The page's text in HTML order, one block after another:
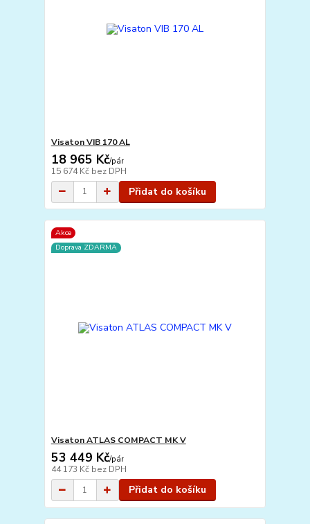
Visaton VIB 170 AL
18 965 Kč/pár
15 674 Kč bez DPH
Přidat do košíku
Akce
Doprava ZDARMA
Visaton ATLAS COMPACT MK V
53 449 Kč/pár
44 173 Kč bez DPH
Přidat do košíku